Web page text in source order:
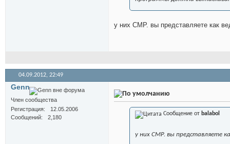
у них СМР. вы представляете как
04.09.2012, 22:49
Genn
Член сообщества
Регистрация
12.05.2006
Сообщений
2,180
Сообщение от balabol
у них СМР. вы представляете